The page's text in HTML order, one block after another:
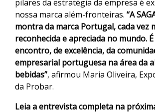
pilares da estratégia da empresa é
nossa marca além-fronteiras. “A
montra da marca Portugal, cada vez
reconhecida e apreciada no mundo.
encontro, de excelência, da
empresarial portuguesa na área da
bebidas”, afirmou Maria Oliveira,
da Probar.
Leia a entrevista completa na